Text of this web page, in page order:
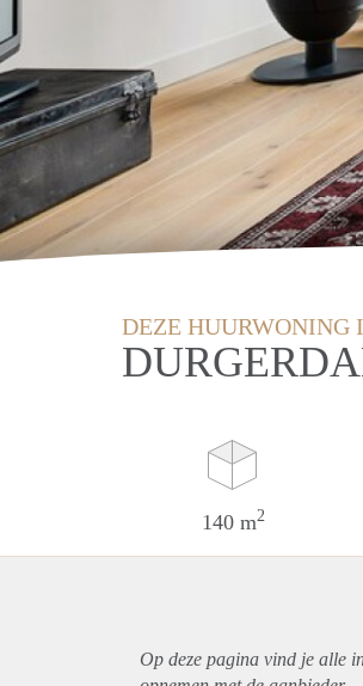
DEZE HUURWONING
140 m2
Op deze pagina vind je alle